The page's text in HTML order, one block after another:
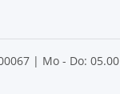
| Mo - Do: